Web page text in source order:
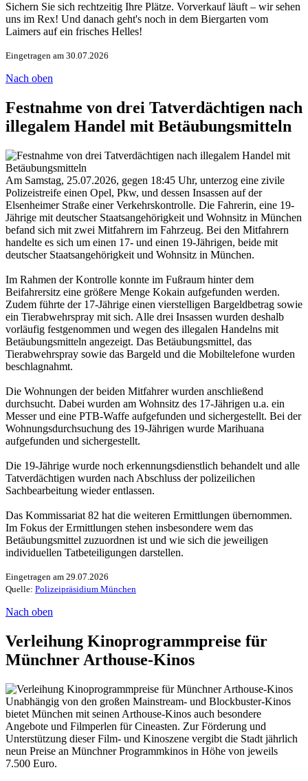
Sichern Sie sich rechtzeitig Ihre Plätze. Vorverkauf läuft – wir sehen
uns im Rex! Und danach geht's noch in dem Biergarten vom
Laimers auf ein frisches Helles!
Eingetragen am 30.07.2026
Nach oben
Festnahme von drei Tatverdächtigen nach
illegalem Handel mit Betäubungsmitteln
Am Samstag, 25.07.2026, gegen 18:45 Uhr, unterzog eine zivile
Polizeistreife einen Opel, Pkw, und dessen Insassen auf der
Elsenheimer Straße einer Verkehrskontrolle. Die Fahrerin, eine 19-
Jährige mit deutscher Staatsangehörigkeit und Wohnsitz in München
befand sich mit zwei Mitfahrern im Fahrzeug. Bei den Mitfahrern
handelte es sich um einen 17- und einen 19-Jährigen, beide mit
deutscher Staatsangehörigkeit und Wohnsitz in München.
Im Rahmen der Kontrolle konnte im Fußraum hinter dem
Beifahrersitz eine größere Menge Kokain aufgefunden werden.
Zudem führte der 17-Jährige einen vierstelligen Bargeldbetrag sowie
ein Tierabwehrspray mit sich. Alle drei Insassen wurden deshalb
vorläufig festgenommen und wegen des illegalen Handelns mit
Betäubungsmitteln angezeigt. Das Betäubungsmittel, das
Tierabwehrspray sowie das Bargeld und die Mobiltelefone wurden
beschlagnahmt.
Die Wohnungen der beiden Mitfahrer wurden anschließend
durchsucht. Dabei wurden am Wohnsitz des 17-Jährigen u.a. ein
Messer und eine PTB-Waffe aufgefunden und sichergestellt. Bei der
Wohnungsdurchsuchung des 19-Jährigen wurde Marihuana
aufgefunden und sichergestellt.
Die 19-Jährige wurde noch erkennungsdienstlich behandelt und alle
Tatverdächtigen wurden nach Abschluss der polizeilichen
Sachbearbeitung wieder entlassen.
Das Kommissariat 82 hat die weiteren Ermittlungen übernommen.
Im Fokus der Ermittlungen stehen insbesondere wem das
Betäubungsmittel zuzuordnen ist und wie sich die jeweiligen
individuellen Tatbeteiligungen darstellen.
Eingetragen am 29.07.2026
Quelle: Polizeipräsidium München
Nach oben
Verleihung Kinoprogrammpreise für
Münchner Arthouse-Kinos
Unabhängig von den großen Mainstream- und Blockbuster-Kinos
bietet München mit seinen Arthouse-Kinos auch besondere
Angebote und Filmperlen für Cineasten. Zur Förderung und
Unterstützung dieser Film- und Kinoszene vergibt die Stadt jährlich
neun Preise an Münchner Programmkinos in Höhe von jeweils
7.500 Euro.